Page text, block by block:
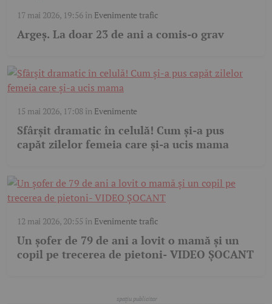
17 mai 2026, 19:56în Evenimente trafic
Argeș. La doar 23 de ani a comis-o grav
15 mai 2026, 17:08în Evenimente
Sfârșit dramatic în celulă! Cum și-a pus
capăt zilelor femeia care și-a ucis mama
12 mai 2026, 20:55 în Evenimente trafic
Un șofer de 79 de ani a lovit o mamă și un
copil pe trecerea de pietoni- VIDEO ȘOCANT